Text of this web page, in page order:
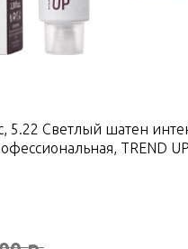
5.22 Светлый шатен
TREND